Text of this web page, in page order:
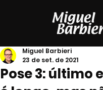
Pose 3: último
Miguel Barbieri
23 de set. de 2021